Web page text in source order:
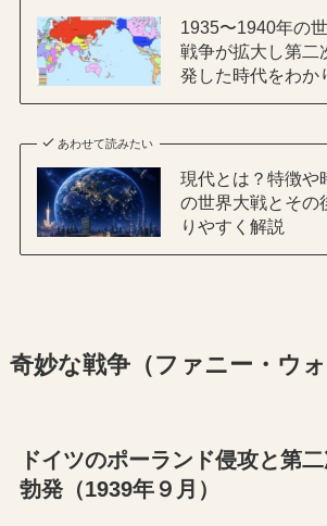
1935〜1940年の
戦争が拡大し第二
発した時代をわか
あわせて読みたい
現代とは？特徴や
の世界大戦とその
りやすく解説
奇妙な戦争（ファニー・ウ
ドイツのポーランド侵攻と第
勃発（1939年９月）